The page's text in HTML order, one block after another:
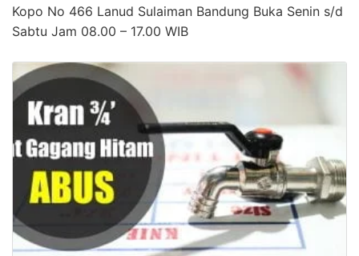
Kopo No 466 Lanud Sulaiman Bandung Buka Senin s/d
Sabtu Jam 08.00 – 17.00 WIB